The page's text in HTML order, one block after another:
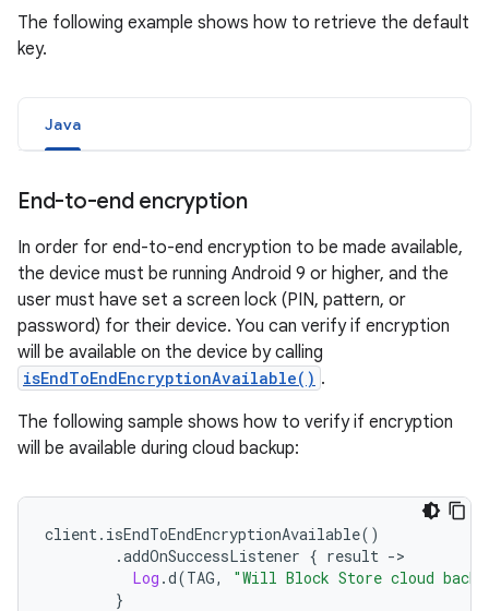
The following example shows how to retrieve the default
key.
Java
End-to-end encryption
In order for end-to-end encryption to be made available,
the device must be running Android 9 or higher, and the
user must have set a screen lock (PIN, pattern, or
password) for their device. You can verify if encryption
will be available on the device by calling
isEndToEndEncryptionAvailable() .
The following sample shows how to verify if encryption
will be available during cloud backup:
client. isEndToEndEncryptionAvailable()
.addOnSuccessListener { result ->
Log .d(TAG,
"Will Block Store cloud
}